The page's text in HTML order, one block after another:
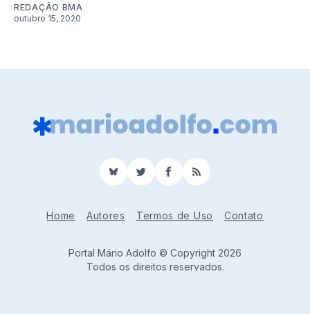
REDAÇÃO BMA
outubro 15, 2020
BlueSkyTwitterFacebook
RSS
Home Autores Termos de Uso Contato
Portal Mário Adolfo © Copyright 2026
Todos os direitos reservados.